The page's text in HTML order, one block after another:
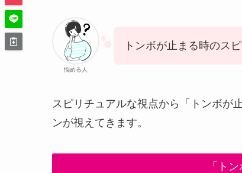
悩める人
トンボが止まる時のス
スピリチュアルな視点から「トンボが
ンが視えてきます。
「ト